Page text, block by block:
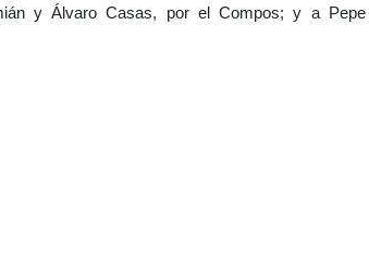
y Álvaro Casas, por el Compos; y a Pepe